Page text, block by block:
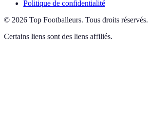
Politique de confidentialité
© 2026 Top Footballeurs. Tous droits réservés.
Certains liens sont des liens affiliés.